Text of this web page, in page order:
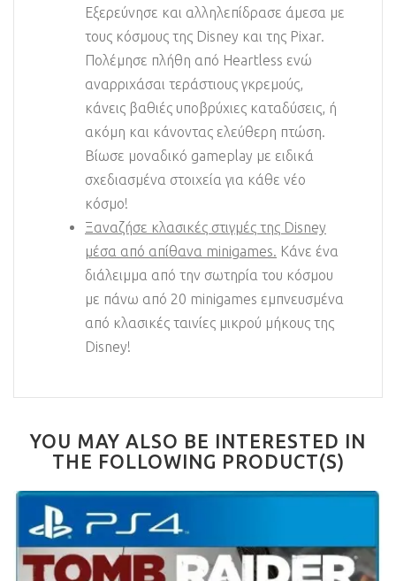
Εξερεύνησε και αλληλεπίδρασε άμεσα με
τους κόσμους της Disney και της Pixar.
Πολέμησε πλήθη από Heartless ενώ
αναρριχάσαι τεράστιους γκρεμούς,
κάνεις βαθιές υποβρύχιες καταδύσεις, ή
ακόμη και κάνοντας ελεύθερη πτώση.
Βίωσε μοναδικό gameplay με ειδικά
σχεδιασμένα στοιχεία για κάθε νέο
κόσμο!
Ξαναζήσε κλασικές στιγμές της Disney
μέσα από απίθανα minigames. Κάνε ένα
διάλειμμα από την σωτηρία του κόσμου
με πάνω από 20 minigames εμπνευσμένα
από κλασικές ταινίες μικρού μήκους της
Disney!
YOU MAY ALSO BE INTERESTED IN
THE FOLLOWING PRODUCT(S)